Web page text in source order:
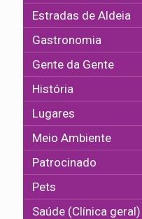
Estradas de Aldeia
Gastronomia
Gente da Gente
História
Lugares
Meio Ambiente
Patrocinado
Pets
Saúde (Clínica geral)